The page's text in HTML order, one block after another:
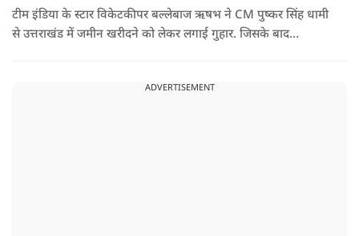
टीम इंडिया के स्टार विकेटकीपर बल्लेबाज ऋषभ ने CM पुष्कर सिंह धामी
से उत्तराखंड में जमीन खरीदने को लेकर लगाई गुहार. जिसके बाद
ADVERTISEMENT